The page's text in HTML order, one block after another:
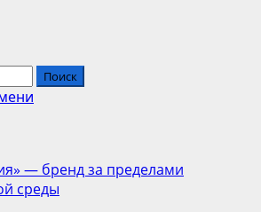
— бренд за пределами
среды